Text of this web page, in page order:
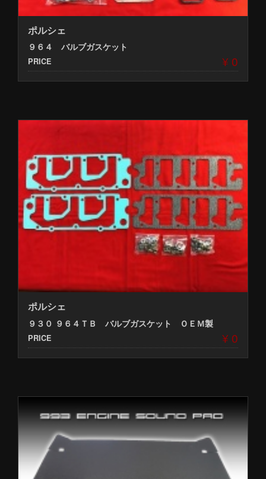
ポルシェ
９６４ バルブガスケット
PRICE ¥ 0
ポルシェ
９３０ ９６４ＴＢ バルブガスケット ＯＥＭ製
PRICE ¥ 0